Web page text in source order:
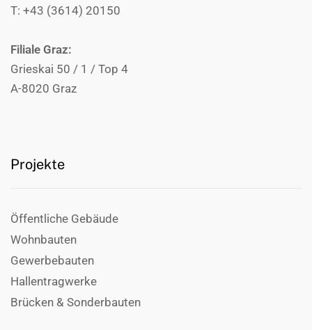
T: +43 (3614) 20150
Filiale Graz:
Grieskai 50 / 1 / Top 4
A-8020 Graz
Projekte
Öffentliche Gebäude
Wohnbauten
Gewerbebauten
Hallentragwerke
Brücken & Sonderbauten